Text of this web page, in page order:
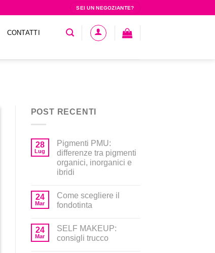
SEI UN NEGOZIANTE?
CONTATTI
POST RECENTI
28
Lug
Pigmenti PMU:
differenze tra pigmenti
organici, inorganici e
ibridi
24
Mar
Come scegliere il
fondotinta
24
Mar
SELF MAKEUP:
consigli trucco